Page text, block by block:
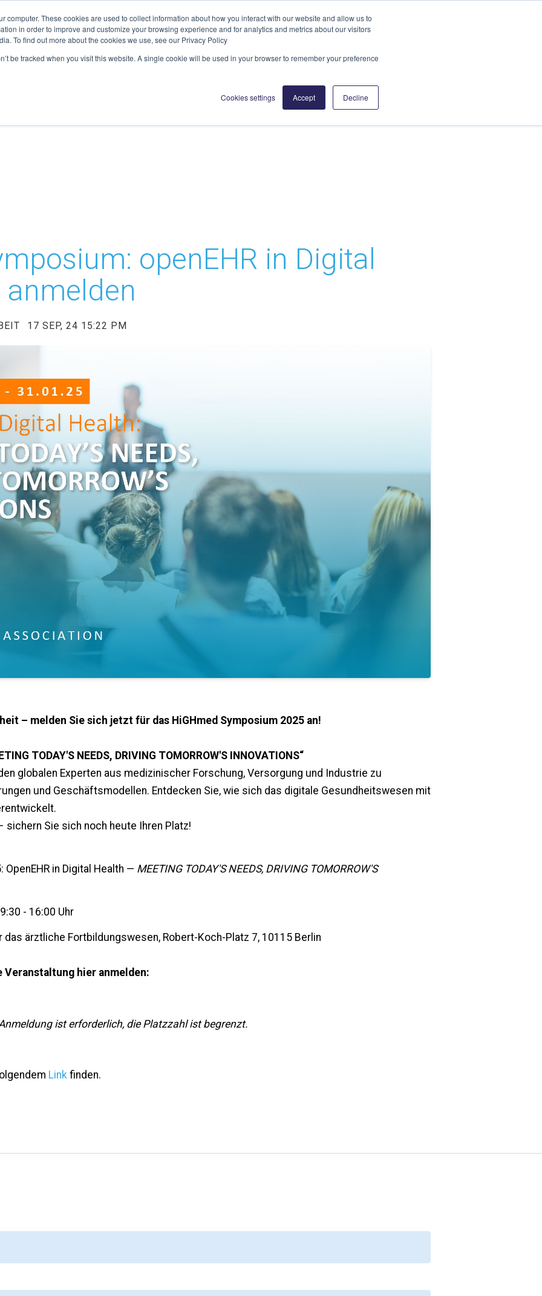
computer. These cookies are used to collect information about how you interact with our website and allow us to
in order to improve and customize your browsing experience and for analytics and metrics about our visitors
To find out more about the cookies we use, see our Privacy Policy
be tracked when you visit this website. A single cookie will be used in your browser to remember your preference
Cookies settings Accept Decline
Über uns Aktivitäten Insights Partner
openEHR in Digital
anmelden
17 SEP, 24 15:22 PM
– melden Sie sich jetzt für das HiGHmed Symposium 2025 an!
TODAY'S NEEDS, DRIVING TOMORROW'S INNOVATIONS“
globalen Experten aus medizinischer Forschung, Versorgung und Industrie zu
und Geschäftsmodellen. Entdecken Sie, wie sich das digitale Gesundheitswesen mit
Sie sich noch heute Ihren Platz!
OpenEHR in Digital Health — MEETING TODAY'S NEEDS, DRIVING TOMORROW'S
- 16:00 Uhr
ärztliche Fortbildungswesen, Robert-Koch-Platz 7, 10115 Berlin
hier anmelden:
ist erforderlich, die Platzzahl ist begrenzt.
Linkfinden.